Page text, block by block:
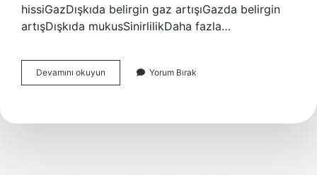
hissiGazDışkıda belirgin gaz artışıGazda belirgin
artışDışkıda mukusSinirlilikDaha fazla…
Devamını okuyun Bağırsak
Sağlığının
Nasıl
Yorum Bırak